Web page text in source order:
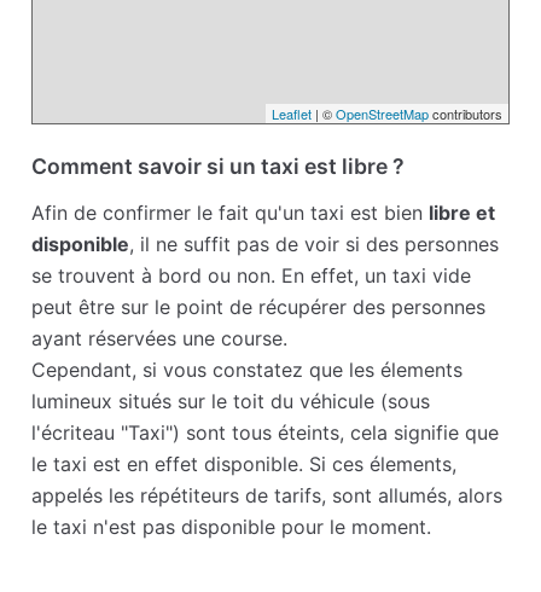
Leaflet| ©OpenStreetMapcontributors
Comment savoir si un taxi est libre ?
Afin de confirmer le fait qu'un taxi est bien libre et
disponible, il ne suffit pas de voir si des personnes
se trouvent à bord ou non. En effet, un taxi vide
peut être sur le point de récupérer des personnes
ayant réservées une course.
Cependant, si vous constatez que les élements
lumineux situés sur le toit du véhicule (sous
l'écriteau "Taxi") sont tous éteints, cela signifie que
le taxi est en effet disponible. Si ces élements,
appelés les répétiteurs de tarifs, sont allumés, alors
le taxi n'est pas disponible pour le moment.